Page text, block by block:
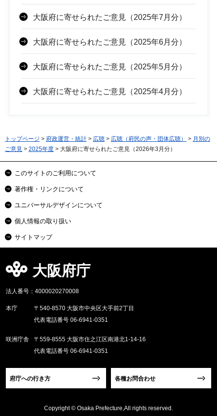
大阪府に寄せられたご意見（2025年7月分）
大阪府に寄せられたご意見（2025年6月分）
大阪府に寄せられたご意見（2025年5月分）
大阪府に寄せられたご意見（2025年4月分）
トップページ > 府政運営・統計 > 広聴 > 広聴（府民の声・団体広聴） > 月別の
ご意見 > 2025年度 > 大阪府に寄せられたご意見（2026年3月分）
このサイトのご利用について
著作権・リンクについて
ユニバーサルデザインについて
個人情報の取り扱い
サイトマップ
大阪府庁
法人番号：4000020270008
本庁
〒540-8570 大阪市中央区大手前2丁目
代表電話番号 06-6941-0351
咲洲庁舎
〒559-8555 大阪市住之江区南港北1-14-16
代表電話番号 06-6941-0351
府庁への行き方 各種お問合わせ
Copyright © Osaka Prefecture,All rights reserved.